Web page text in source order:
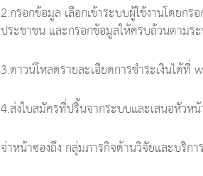
2.กรอกข้อมูล เลือกเข้าระบบผู้ใช้งานโดยก
ประชาชน และกรอกข้อมูลให้ครบถ้วนตามร
3.ดาวน์โหลดรายละเอียดการชำระเงินได้ที่
4.ส่งใบสมัครที่ปริ้นจากระบบและเสนอหัวห
จ่าหน้าซองถึง กลุ่มภารกิจด้านวิจัยและบริก